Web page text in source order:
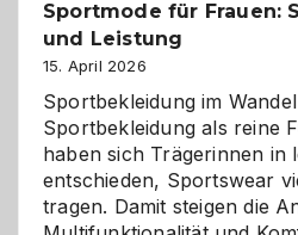
gegen
Chaos
Sportmode für Frauen:
und Leistung
15. April 2026
Sportbekleidung im
Sportbekleidung als reine
haben sich Trägerinnen in
entschieden, Sportswear
tragen. Damit steigen die